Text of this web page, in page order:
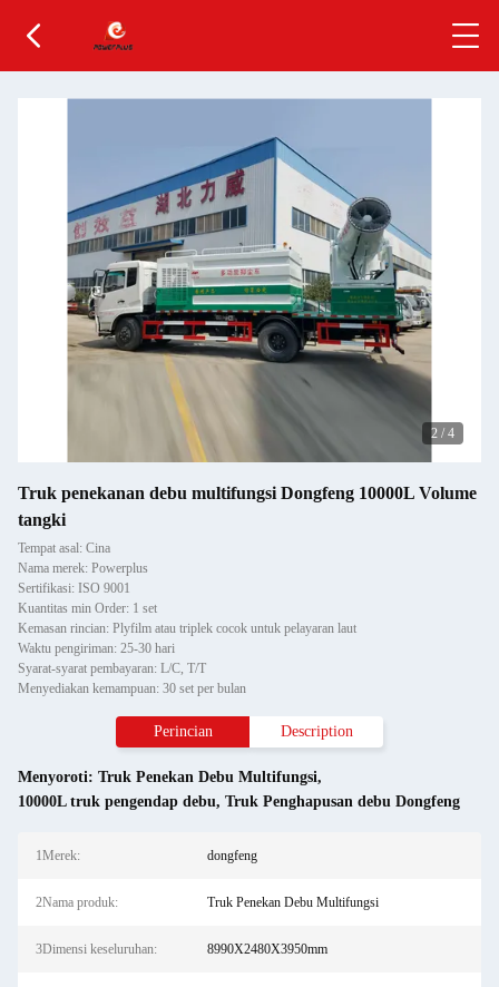
2 / 4
Truk penekanan debu multifungsi Dongfeng 10000L Volume
tangki
Tempat asal: Cina
Nama merek: Powerplus
Sertifikasi: ISO 9001
Kuantitas min Order: 1 set
Kemasan rincian: Plyfilm atau triplek cocok untuk pelayaran laut
Waktu pengiriman: 25-30 hari
Syarat-syarat pembayaran: L/C, T/T
Menyediakan kemampuan: 30 set per bulan
Perincian Description
Menyoroti: Truk Penekan Debu Multifungsi,
10000L truk pengendap debu, Truk Penghapusan debu Dongfeng
1Merek: dongfeng
2Nama produk: Truk Penekan Debu Multifungsi
3Dimensi keseluruhan: 8990X2480X3950mm